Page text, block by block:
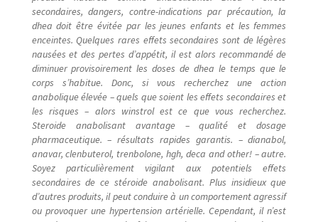
secondaires, dangers, contre-indications par précaution, la
dhea doit être évitée par les jeunes enfants et les femmes
enceintes. Quelques rares effets secondaires sont de légères
nausées et des pertes d’appétit, il est alors recommandé de
diminuer provisoirement les doses de dhea le temps que le
corps s’habitue. Donc, si vous recherchez une action
anabolique élevée – quels que soient les effets secondaires et
les risques – alors winstrol est ce que vous recherchez.
Steroide anabolisant avantage – qualité et dosage
pharmaceutique. – résultats rapides garantis. – dianabol,
anavar, clenbuterol, trenbolone, hgh, deca and other! – autre.
Soyez particulièrement vigilant aux potentiels effets
secondaires de ce stéroide anabolisant. Plus insidieux que
d’autres produits, il peut conduire à un comportement agressif
ou provoquer une hypertension artérielle. Cependant, il n’est